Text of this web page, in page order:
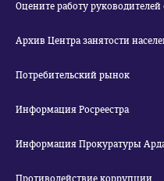
Оцените работу
Архив Центра занятости
Потребительский рынок
Информация Росреестра
Информация Прокуратуры
Противодействие коррупции